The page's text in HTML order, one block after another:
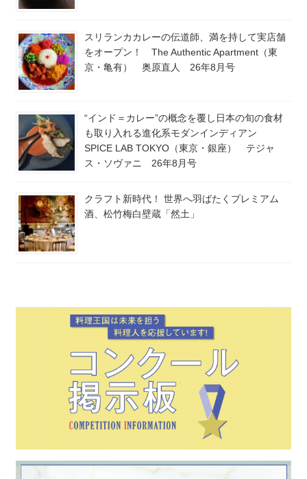
スリランカカレーの伝道師、満を持して実店舗
をオープン！ The Authentic Apartment（東
京・亀有） 奥原直人 26年8月号
“インド＝カレー”の概念を覆し日本の旬の食材
も取り入れる進化系モダンインディアン
SPICE LAB TOKYO（東京・銀座） テジャ
ス・ソヴァニ 26年8月号
クラフト新時代！ 世界へ羽ばたくプレミアム
酒、松竹梅白壁蔵「然土」